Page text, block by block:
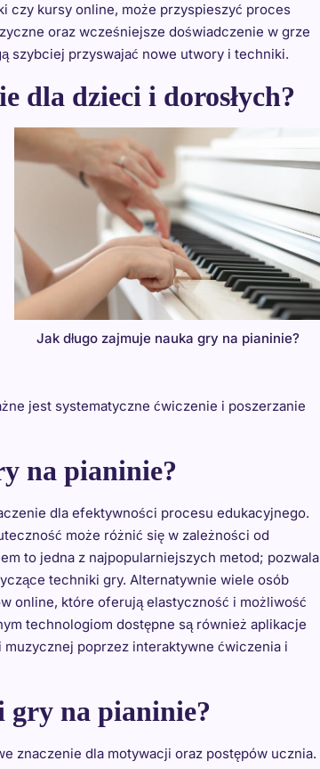
czy kursy online, może przyspieszyć proces
oraz wcześniejsze doświadczenie w grze
szybciej przyswajać nowe utwory i techniki.
dla dzieci i dorosłych?
Jak długo zajmuje nauka gry na pianinie?
jest systematyczne ćwiczenie i poszerzanie
na pianinie?
dla efektywności procesu edukacyjnego.
może różnić się w zależności od
to jedna z najpopularniejszych metod; pozwala
techniki gry. Alternatywnie wiele osób
online, które oferują elastyczność i możliwość
technologiom dostępne są również aplikacje
poprzez interaktywne ćwiczenia i
gry na pianinie?
znaczenie dla motywacji oraz postępów ucznia.